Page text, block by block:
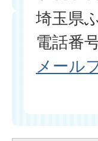
埼玉県
電話番
メール